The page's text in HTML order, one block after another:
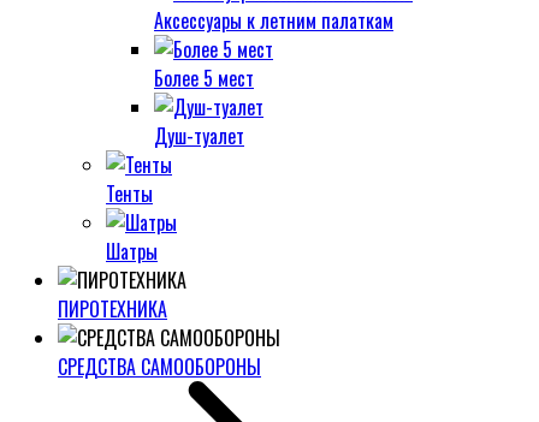
Аксессуары к летним палаткам
Более 5 мест
Душ-туалет
Тенты
Шатры
ПИРОТЕХНИКА
СРЕДСТВА САМООБОРОНЫ